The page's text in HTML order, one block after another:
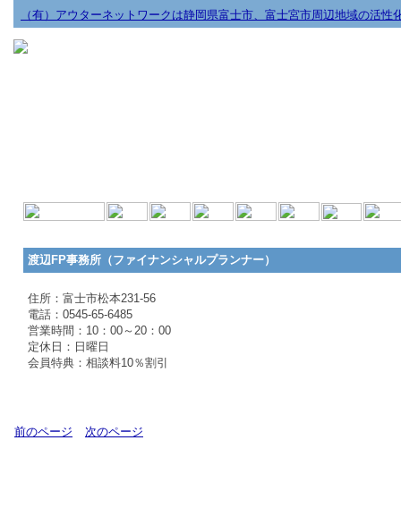
（有）アウターネットワークは静岡県富士市、富士宮市周辺地域の活性
渡辺FP事務所（ファイナンシャルプランナー）
住所：富士市松本231-56
電話：0545-65-6485
営業時間：10：00～20：00
定休日：日曜日
会員特典：相談料10％割引
前のページ 次のページ